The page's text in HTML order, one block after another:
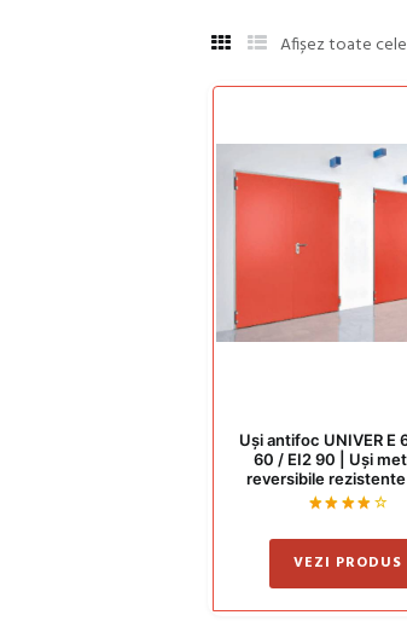
Afișez toate
Uși antifoc UNIVER E
60 / EI2 90 | Uși
reversibile
la
din 5
VEZI PRODUS